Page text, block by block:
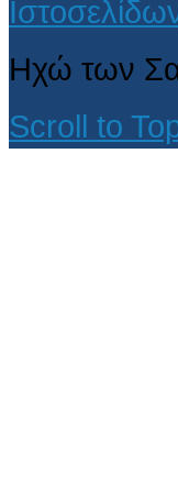
Ηχώ των
Scroll to